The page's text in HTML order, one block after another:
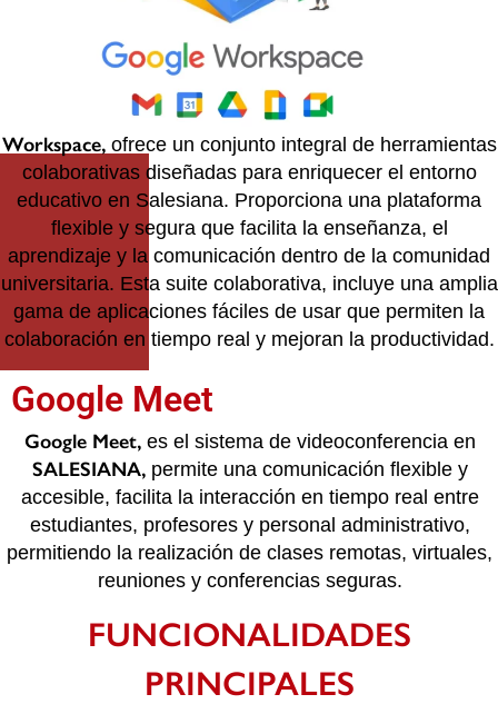
Workspace,ofrece un conjunto integral de herramientas
colaborativas diseñadas para enriquecer el entorno
educativo en Salesiana. Proporciona una plataforma
flexible y segura que facilita la enseñanza, el
aprendizaje y la comunicación dentro de la comunidad
universitaria. Esta suite colaborativa, incluye una amplia
gama de aplicaciones fáciles de usar que permiten la
colaboración en tiempo real y mejoran la productividad.
Google Meet
Google Meet,es el sistema de videoconferencia en
SALESIANA,permite una comunicación flexible y
accesible, facilita la interacción en tiempo real entre
estudiantes, profesores y personal administrativo,
permitiendo la realización de clases remotas, virtuales,
reuniones y conferencias seguras.
FUNCIONALIDADES
PRINCIPALES